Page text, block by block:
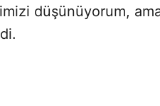
düşünüyorum,